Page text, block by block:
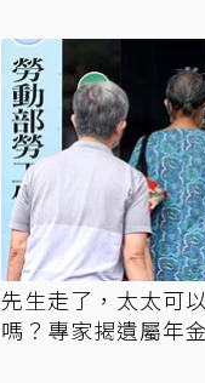
先生走了，太太可
嗎？專家揭遺屬年